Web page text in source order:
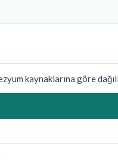
kaynaklarına göre